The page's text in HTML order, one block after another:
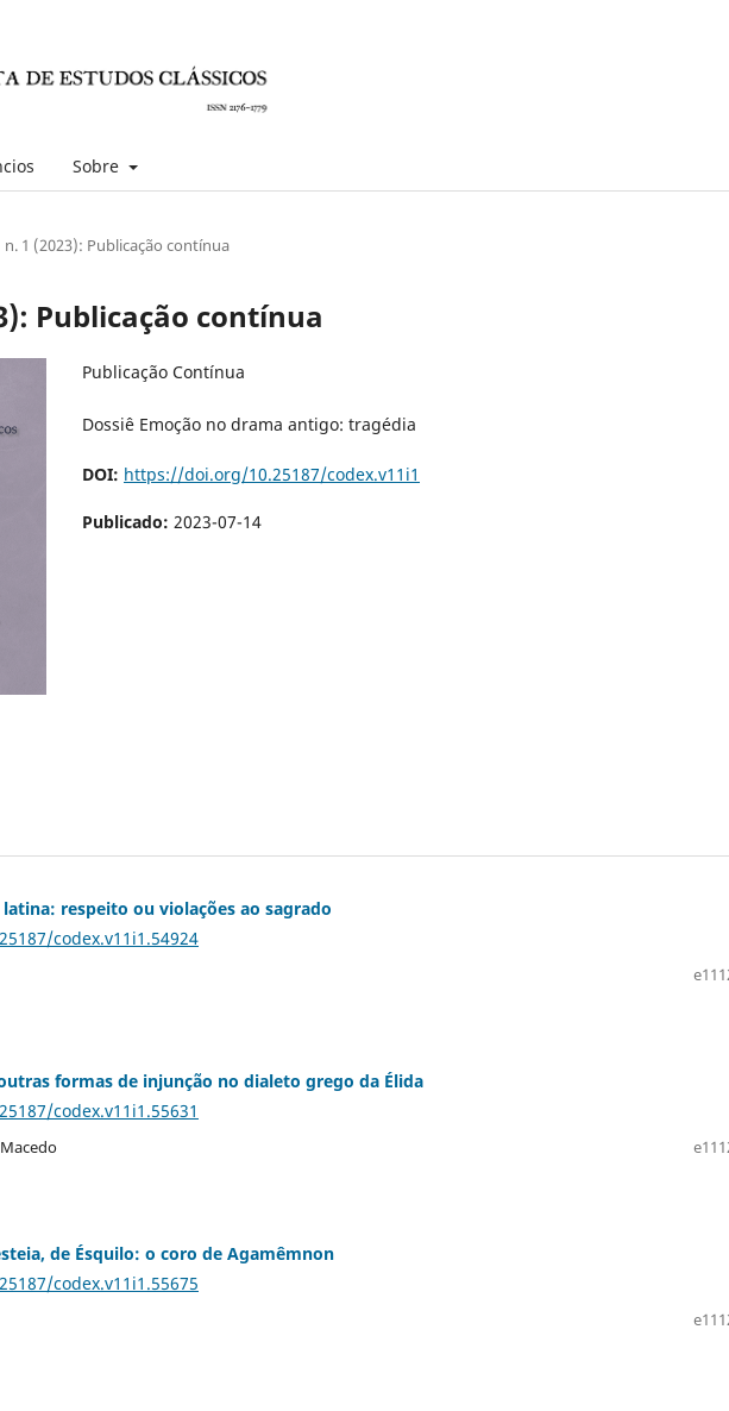
Sobre
n. 1 (2023): Publicação contínua
Publicação contínua
Publicação Contínua
Dossiê Emoção no drama antigo: tragédia
DOI: https://doi.org/10.25187/codex.v11i1
Publicado: 2023-07-14
respeito ou violações ao sagrado
codex.v11i1.54924
formas de injunção no dialeto grego da Élida
codex.v11i1.55631
de Ésquilo: o coro de Agamêmnon
codex.v11i1.55675